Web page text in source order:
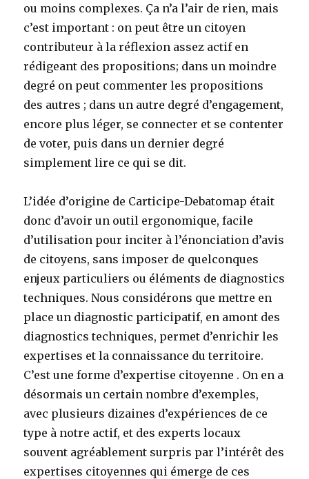
ou moins complexes. Ça n’a l’air de rien, mais
c’est important : on peut être un citoyen
contributeur à la réflexion assez actif en
rédigeant des propositions; dans un moindre
degré on peut commenter les propositions
des autres ; dans un autre degré d’engagement,
encore plus léger, se connecter et se contenter
de voter, puis dans un dernier degré
simplement lire ce qui se dit.
L’idée d’origine de Carticipe-Debatomap était
donc d’avoir un outil ergonomique, facile
d’utilisation pour inciter à l’énonciation d’avis
de citoyens, sans imposer de quelconques
enjeux particuliers ou éléments de diagnostics
techniques. Nous considérons que mettre en
place un diagnostic participatif, en amont des
diagnostics techniques, permet d’enrichir les
expertises et la connaissance du territoire.
C’est une forme d’expertise citoyenne . On en a
désormais un certain nombre d’exemples,
avec plusieurs dizaines d’expériences de ce
type à notre actif, et des experts locaux
souvent agréablement surpris par l’intérêt des
expertises citoyennes qui émerge de ces